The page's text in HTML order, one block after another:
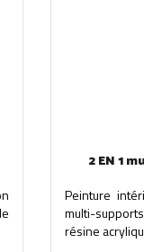
2 EN 1
Peinture
multi-
résine